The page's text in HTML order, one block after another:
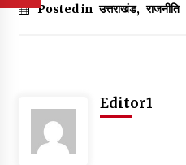
Posted in उत्तराखंड, राजनीति
Editor1